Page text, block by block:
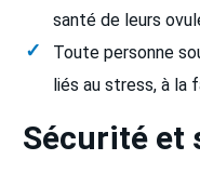
santé de leurs
Toute personne
liés au stress, à la
Sécurité et